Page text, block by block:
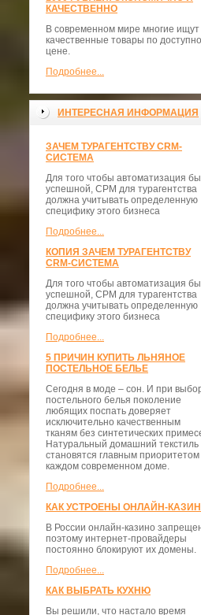
КАЧЕСТВЕННО
В современном мире многие ищут
качественные товары по
цене.
Подробнее...
ИНТЕРЕСНАЯ ИНФОРМАЦИЯ
ЗАЧЕМ ТУРАГЕНТСТВУ CRM-
СИСТЕМА
Для того чтобы автоматизация
успешной, СРМ для турагентства
должна учитывать определенную
специфику этого бизнеса
Подробнее...
КОПИЯ ЗАЧЕМ ТУРАГЕНТСТВУ
CRM-СИСТЕМА
Для того чтобы автоматизация
успешной, СРМ для турагентства
должна учитывать определенную
специфику этого бизнеса
Подробнее...
5 ПРИЧИН КУПИТЬ ЛЬНЯНОЕ
ПОСТЕЛЬНОЕ БЕЛЬЕ
Сегодня в моде – сон. И при
постельного белья поколение
любящих поспать доверяет
исключительно качественным
тканям без синтетических
Натуральный домашний текстиль
становятся главным приоритетом
каждом современном доме.
Подробнее...
КАК УСТРОЕНЫ ОНЛАЙН-
В России онлайн-казино
поэтому интернет-провайдеры
постоянно блокируют их домены.
Подробнее...
КАК ВЫБРАТЬ КУХНЮ
Вы решили, что настало время